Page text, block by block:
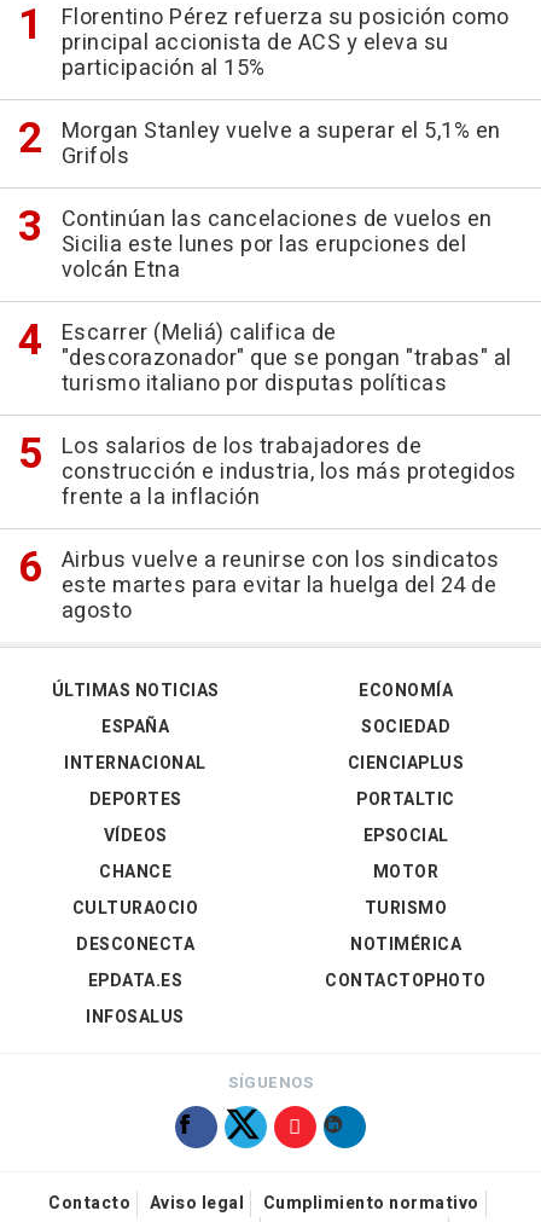
Florentino Pérez refuerza su posición como
principal accionista de ACS y eleva su
participación al 15%
Morgan Stanley vuelve a superar el 5,1% en
Grifols
Continúan las cancelaciones de vuelos en
Sicilia este lunes por las erupciones del
volcán Etna
Escarrer (Meliá) califica de
"descorazonador" que se pongan "trabas" al
turismo italiano por disputas políticas
Los salarios de los trabajadores de
construcción e industria, los más protegidos
frente a la inflación
Airbus vuelve a reunirse con los sindicatos
este martes para evitar la huelga del 24 de
agosto
ÚLTIMAS NOTICIAS
ESPAÑA
INTERNACIONAL
DEPORTES
VÍDEOS
ECONOMÍA
SOCIEDAD
CIENCIAPLUS
PORTALTIC
EPSOCIAL
CHANCE
CULTURAOCIO
DESCONECTA
EPDATA.ES
INFOSALUS
MOTOR
TURISMO
NOTIMÉRICA
CONTACTOPHOTO
SÍGUENOS
Contacto Aviso legal
Cumplimiento normativo